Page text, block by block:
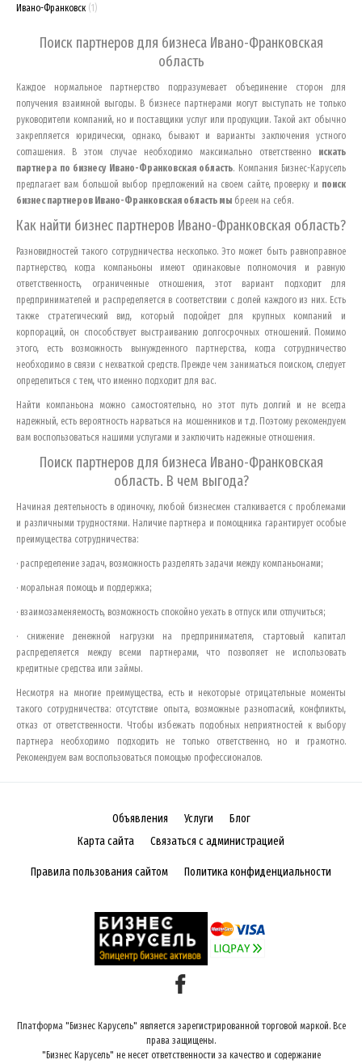
Ивано-Франковск (1)
Поиск партнеров для бизнеса Ивано-Франковская
область
Каждое нормальное партнерство подразумевает объединение сторон для
получения взаимной выгоды. В бизнесе партнерами могут выступать не только
руководители компаний, но и поставщики услуг или продукции. Такой акт обычно
закрепляется юридически, однако, бывают и варианты заключения устного
соглашения. В этом случае необходимо максимально ответственно искать
партнера по бизнесу Ивано-Франковская область. Компания Бизнес-Карусель
предлагает вам большой выбор предложений на своем сайте, проверку и поиск
бизнес партнеров Ивано-Франковская область мы бреем на себя.
Как найти бизнес партнеров Ивано-Франковская область?
Разновидностей такого сотрудничества несколько. Это может быть равноправное
партнерство, когда компаньоны имеют одинаковые полномочия и равную
ответственность, ограниченные отношения, этот вариант подходит для
предпринимателей и распределяется в соответствии с долей каждого из них. Есть
также стратегический вид, который подойдет для крупных компаний и
корпораций, он способствует выстраиванию долгосрочных отношений. Помимо
этого, есть возможность вынужденного партнерства, когда сотрудничество
необходимо в связи с нехваткой средств. Прежде чем заниматься поиском, следует
определиться с тем, что именно подходит для вас.
Найти компаньона можно самостоятельно, но этот путь долгий и не всегда
надежный, есть вероятность нарваться на мошенников и т.д. Поэтому рекомендуем
вам воспользоваться нашими услугами и заключить надежные отношения.
Поиск партнеров для бизнеса Ивано-Франковская
область. В чем выгода?
Начиная деятельность в одиночку, любой бизнесмен сталкивается с проблемами
и различными трудностями. Наличие партнера и помощника гарантирует особые
преимущества сотрудничества:
· распределение задач, возможность разделять задачи между компаньонами;
· моральная помощь и поддержка;
· взаимозаменяемость, возможность спокойно уехать в отпуск или отлучиться;
· снижение денежной нагрузки на предпринимателя, стартовый капитал
распределяется между всеми партнерами, что позволяет не использовать
кредитные средства или займы.
Несмотря на многие преимущества, есть и некоторые отрицательные моменты
такого сотрудничества: отсутствие опыта, возможные разногласий, конфликты,
отказ от ответственности. Чтобы избежать подобных неприятностей к выбору
партнера необходимо подходить не только ответственно, но и грамотно.
Рекомендуем вам воспользоваться помощью профессионалов.
Объявления Услуги
Блог
Карта сайта
Связаться с администрацией
Правила пользования сайтом Политика конфиденциальности
Платформа "Бизнес Карусель" является зарегистрированной торговой маркой. Все
права защищены.
"Бизнес Карусель" не несет ответственности за качество и содержание